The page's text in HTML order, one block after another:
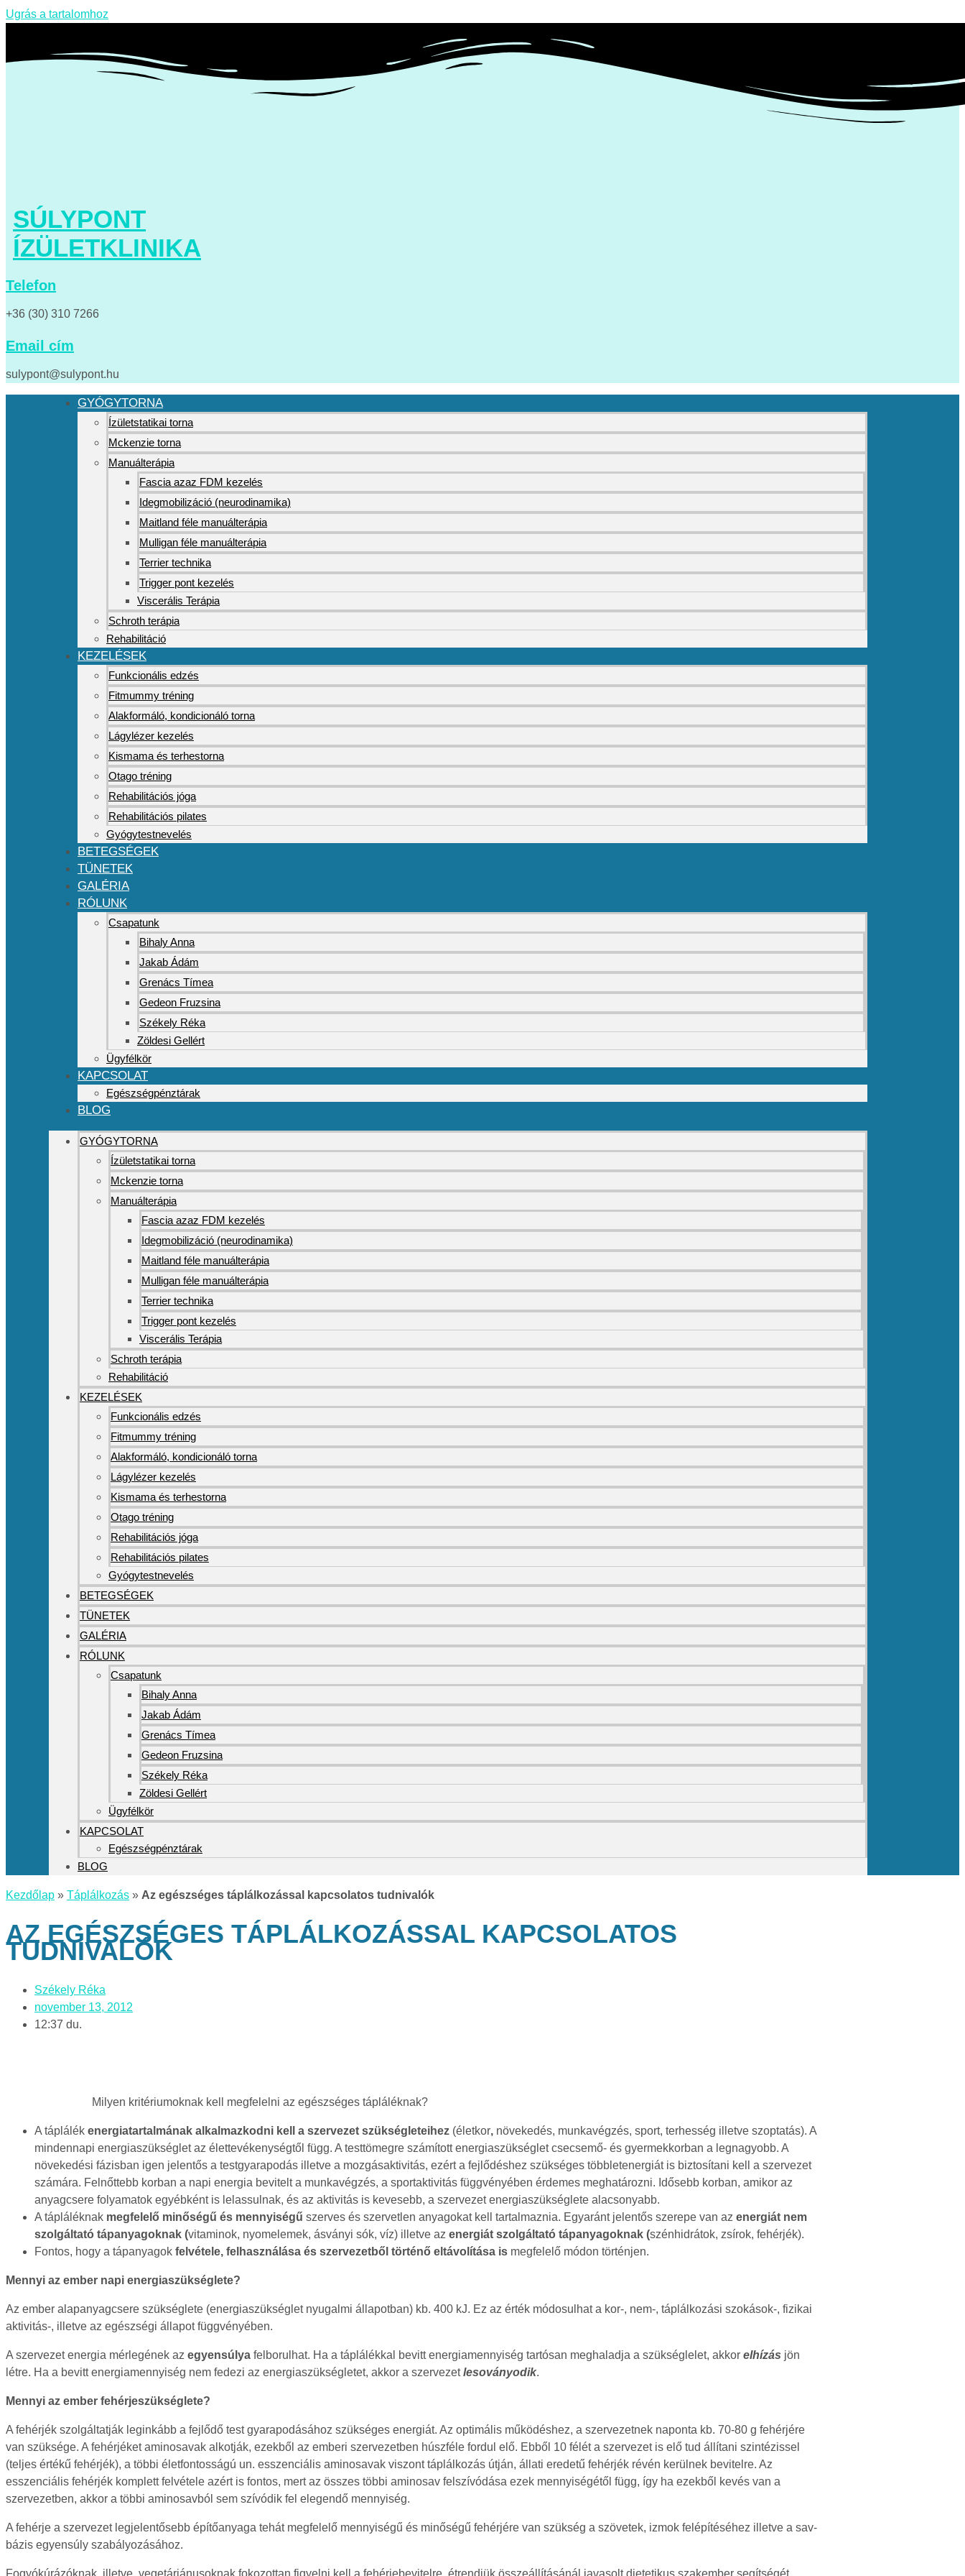
Ugrás a tartalomhoz
SÚLYPONT
ÍZÜLETKLINIKA
Telefon
+36 (30) 310 7266
Email cím
sulypont@sulypont.hu
GYÓGYTORNA
Ízületstatikai torna
Mckenzie torna
Manuálterápia
Fascia azaz FDM kezelés
Idegmobilizáció (neurodinamika)
Maitland féle manuálterápia
Mulligan féle manuálterápia
Terrier technika
Trigger pont kezelés
Viscerális Terápia
Schroth terápia
Rehabilitáció
KEZELÉSEK
Funkcionális edzés
Fitmummy tréning
Alakformáló, kondicionáló torna
Lágylézer kezelés
Kismama és terhestorna
Otago tréning
Rehabilitációs jóga
Rehabilitációs pilates
Gyógytestnevelés
BETEGSÉGEK
TÜNETEK
GALÉRIA
RÓLUNK
Csapatunk
Bihaly Anna
Jakab Ádám
Grenács Tímea
Gedeon Fruzsina
Székely Réka
Zöldesi Gellért
Ügyfélkör
KAPCSOLAT
Egészségpénztárak
BLOG
GYÓGYTORNA
Ízületstatikai torna
Mckenzie torna
Manuálterápia
Fascia azaz FDM kezelés
Idegmobilizáció (neurodinamika)
Maitland féle manuálterápia
Mulligan féle manuálterápia
Terrier technika
Trigger pont kezelés
Viscerális Terápia
Schroth terápia
Rehabilitáció
KEZELÉSEK
Funkcionális edzés
Fitmummy tréning
Alakformáló, kondicionáló torna
Lágylézer kezelés
Kismama és terhestorna
Otago tréning
Rehabilitációs jóga
Rehabilitációs pilates
Gyógytestnevelés
BETEGSÉGEK
TÜNETEK
GALÉRIA
RÓLUNK
Csapatunk
Bihaly Anna
Jakab Ádám
Grenács Tímea
Gedeon Fruzsina
Székely Réka
Zöldesi Gellért
Ügyfélkör
KAPCSOLAT
Egészségpénztárak
BLOG
Kezdőlap » Táplálkozás » Az egészséges táplálkozással kapcsolatos tudnivalók
AZ EGÉSZSÉGES TÁPLÁLKOZÁSSAL KAPCSOLATOS
TUDNIVALÓK
Székely Réka
november 13, 2012
12:37 du.
Milyen kritériumoknak kell megfelelni az egészséges tápláléknak?
A táplálék energiatartalmának alkalmazkodni kell a szervezet szükségleteihez (életkor, növekedés, munkavégzés, sport, terhesség illetve szoptatás). A
mindennapi energiaszükséglet az élettevékenységtől függ. A testtömegre számított energiaszükséglet csecsemő- és gyermekkorban a legnagyobb. A
növekedési fázisban igen jelentős a testgyarapodás illetve a mozgásaktivitás, ezért a fejlődéshez szükséges többletenergiát is biztosítani kell a szervezet
számára. Felnőttebb korban a napi energia bevitelt a munkavégzés, a sportaktivitás függvényében érdemes meghatározni. Idősebb korban, amikor az
anyagcsere folyamatok egyébként is lelassulnak, és az aktivitás is kevesebb, a szervezet energiaszükséglete alacsonyabb.
A tápláléknak megfelelő minőségű és mennyiségű szerves és szervetlen anyagokat kell tartalmaznia. Egyaránt jelentős szerepe van az energiát nem
szolgáltató tápanyagoknak (vitaminok, nyomelemek, ásványi sók, víz) illetve az energiát szolgáltató tápanyagoknak (szénhidrátok, zsírok, fehérjék).
Fontos, hogy a tápanyagok felvétele, felhasználása és szervezetből történő eltávolítása is megfelelő módon történjen.
Mennyi az ember napi energiaszükséglete?
Az ember alapanyagcsere szükséglete (energiaszükséglet nyugalmi állapotban) kb. 400 kJ. Ez az érték módosulhat a kor-, nem-, táplálkozási szokások-, fizikai
aktivitás-, illetve az egészségi állapot függvényében.
A szervezet energia mérlegének az egyensúlya felborulhat. Ha a táplálékkal bevitt energiamennyiség tartósan meghaladja a szükséglelet, akkor elhízás jön
létre. Ha a bevitt energiamennyiség nem fedezi az energiaszükségletet, akkor a szervezetlesoványodik.
Mennyi az ember fehérjeszükséglete?
A fehérjék szolgáltatják leginkább a fejlődő test gyarapodásához szükséges energiát. Az optimális működéshez, a szervezetnek naponta kb. 70-80 g fehérjére
van szüksége. A fehérjéket aminosavak alkotják, ezekből az emberi szervezetben húszféle fordul elő. Ebből 10 félét a szervezet is elő tud állítani szintézissel
(teljes értékű fehérjék), a többi életfontosságú un. esszenciális aminosavak viszont táplálkozás útján, állati eredetű fehérjék révén kerülnek bevitelre. Az
esszenciális fehérjék komplett felvétele azért is fontos, mert az összes többi aminosav felszívódása ezek mennyiségétől függ, így ha ezekből kevés van a
szervezetben, akkor a többi aminosavból sem szívódik fel elegendő mennyiség.
A fehérje a szervezet legjelentősebb építőanyaga tehát megfelelő mennyiségű és minőségű fehérjére van szükség a szövetek, izmok felépítéséhez illetve a sav-
bázis egyensúly szabályozásához.
Fogyókúrázóknak, illetve, vegetáriánusoknak fokozottan figyelni kell a fehérjebevitelre, étrendjük összeállításánál javasolt dietetikus szakember segítségét